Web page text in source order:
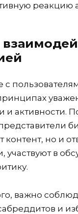
реакцию
и активности.
контент, но и
участвуют в
важно
и